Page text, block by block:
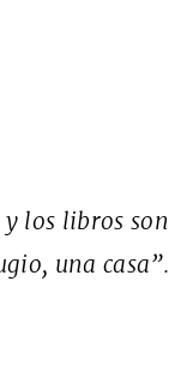
los libros son
una casa”.